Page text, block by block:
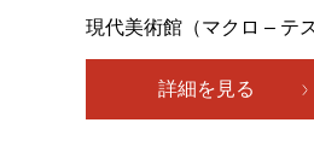
現代美術館（マクロ – テ
詳細を見る